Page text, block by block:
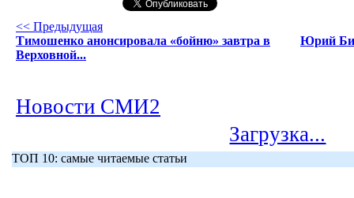
<< Предыдущая
Тимошенко анонсировала «бойню» завтра в
Верховной...
Юрий
Новости СМИ2
Загрузка...
ТОП 10: самые читаемые статьи